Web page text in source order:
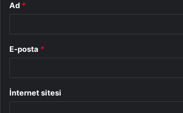
Ad *
E-posta *
İnternet sitesi